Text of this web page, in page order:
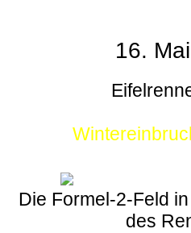
16.
Die Formel-2-Feld
des